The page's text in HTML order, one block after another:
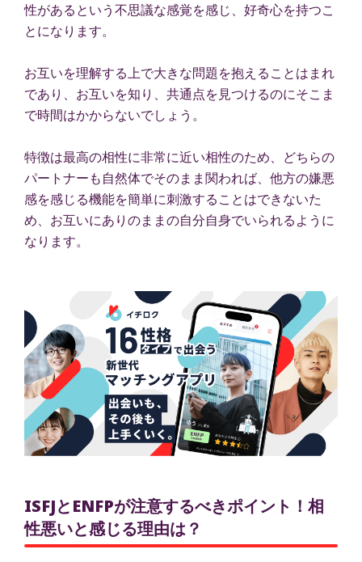
性があるという不思議な感覚を感じ、好奇心を持つこ
とになります。
お互いを理解する上で大きな問題を抱えることはまれ
であり、お互いを知り、共通点を見つけるのにそこま
で時間はかからないでしょう。
特徴は最高の相性に非常に近い相性のため、どちらの
パートナーも自然体でそのまま関われば、他方の嫌悪
感を感じる機能を簡単に刺激することはできないた
め、お互いにありのままの自分自身でいられるように
なります。
ISFJとENFPが注意するべきポイント！相
性悪いと感じる理由は？